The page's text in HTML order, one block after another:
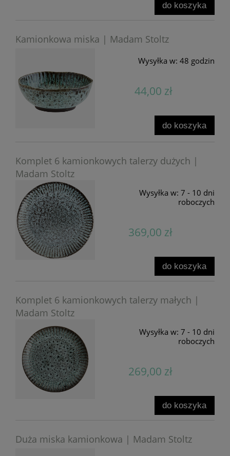
do koszyka
Kamionkowa miska | Madam Stoltz
Wysyłka w: 48 godzin
44,00 zł
do koszyka
Komplet 6 kamionkowych talerzy dużych |
Madam Stoltz
Wysyłka w: 7 - 10 dni
roboczych
369,00 zł
do koszyka
Komplet 6 kamionkowych talerzy małych |
Madam Stoltz
Wysyłka w: 7 - 10 dni
roboczych
269,00 zł
do koszyka
Duża miska kamionkowa | Madam Stoltz